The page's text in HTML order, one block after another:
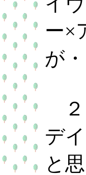
ー×
が・
２
デ
と